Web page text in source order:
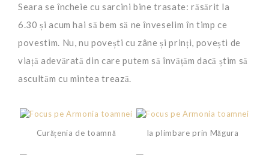
Seara se încheie cu sarcini bine trasate: răsărit la
6.30 și acum hai să bem să ne înveselim în timp ce
povestim. Nu, nu povești cu zâne și prinți, povești de
viață adevărată din care putem să învățăm dacă știm să
ascultăm cu mintea trează.
Curățenia de toamnă la plimbare prin Măgura